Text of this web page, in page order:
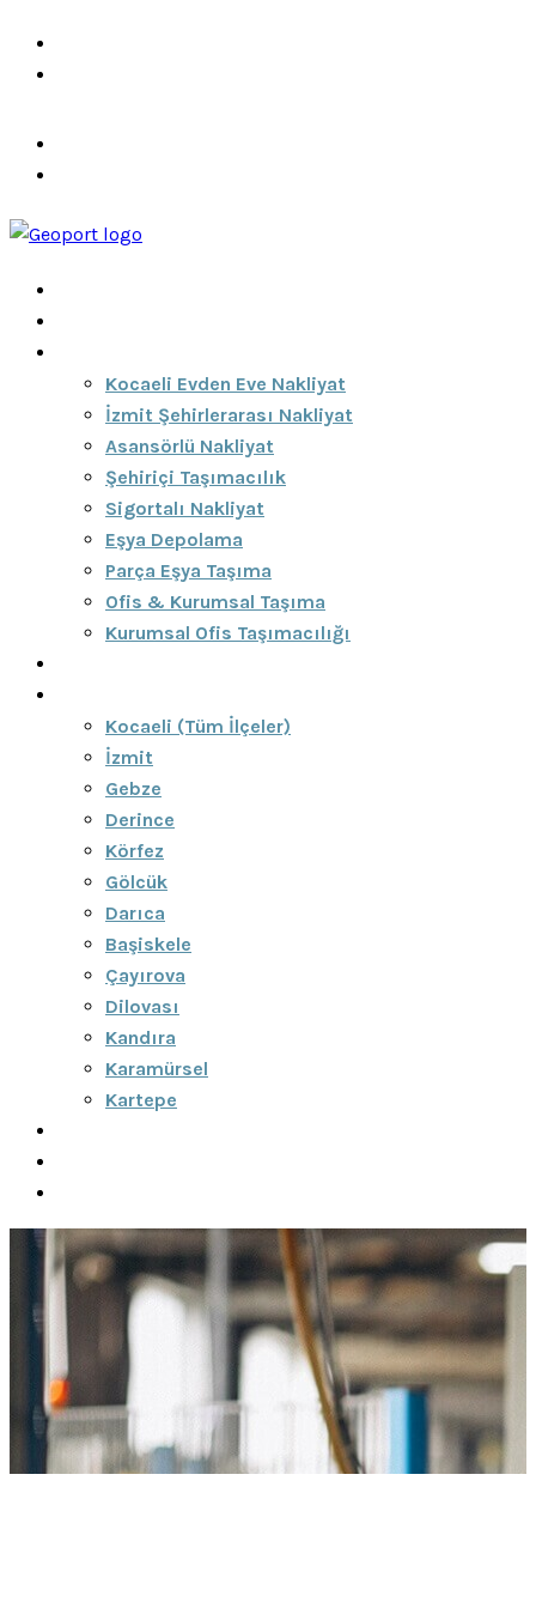
Kocaeli Evden Eve Nakliyat
İzmit Şehirlerarası Nakliyat
Asansörlü Nakliyat
Şehiriçi Taşımacılık
Sigortalı Nakliyat
Eşya Depolama
Parça Eşya Taşıma
Ofis & Kurumsal Taşıma
Kurumsal Ofis Taşımacılığı
Kocaeli (Tüm İlçeler)
İzmit
Gebze
Derince
Körfez
Gölcük
Darıca
Başiskele
Çayırova
Dilovası
Kandıra
Karamürsel
Kartepe